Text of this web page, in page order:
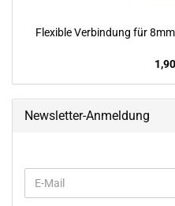
Fle­xi­ble Ver­bin­dung für
Newsletter-Anmeldung
ZUR
E-
Mail